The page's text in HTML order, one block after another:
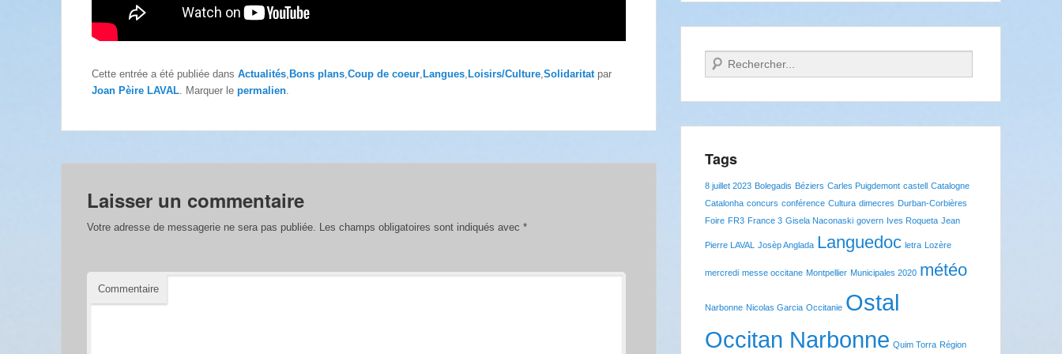
Cette entrée a été publiée dans Actualités, Bons plans,Coup de coeur, Langues, Loisirs/Culture,Solidaritatpar
Joan Pèire LAVAL. Marquer le permalien.
Laisser un commentaire
Votre adresse de messagerie ne sera pas publiée. Les champs obligatoires sont indiqués avec *
Commentaire
Recherche
Tags
8 juillet 2023 Bolegadis Béziers Carles Puigdemont castell Catalogne
Catalonha concurs conférence Cultura dimecres Durban-Corbières
Foire FR3 France 3 Gisela Naconaski govern Ives Roqueta Jean
Pierre LAVAL Josèp Anglada Languedoc letra Lozère
mercredi messe occitane Montpellier Municipales 2020 météo
Narbonne Nicolas Garcia Occitanie Ostal
Occitan Narbonne Quim Torra Région